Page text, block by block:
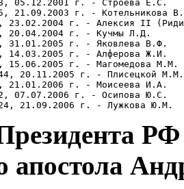
05.12.2001 г. - Строева Е.С.
21.09.2003 г. - Котельникова
23.02.2004 г. - Алексия II
20.04.2004 г. - Кучмы Л.Д.
31.01.2005 г. - Яковлева В.Ф.
14.03.2005 г. - Алферова Ж.И.
15.06.2005 г. - Магомедова М.М.
20.11.2005 г. - Плисецкой
21.01.2006 г. - Моисеева И.А.
07.07.2006 г. - Осипова Ю.С.
апостола